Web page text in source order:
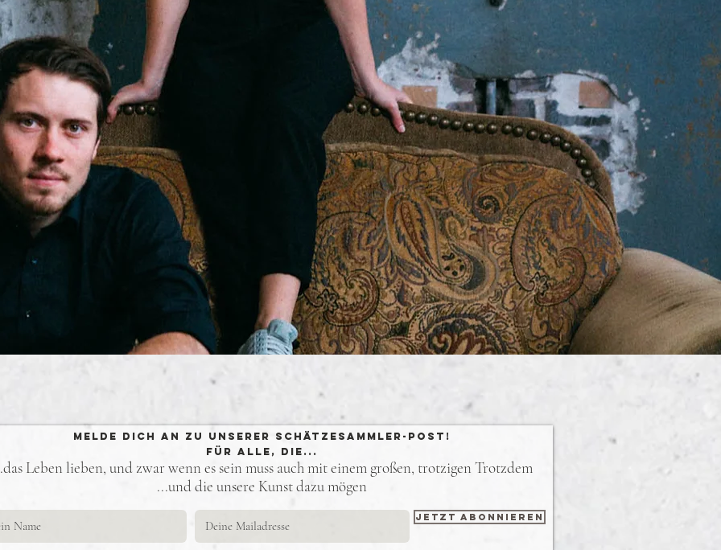
Melde Dich an zu unserer Schätzesammler-Post!
Für alle, die...
Leben lieben, und zwar wenn es sein muss auch mit einem großen, trotzigen Trotzdem
...und die unsere Kunst dazu mögen
Jetzt abonnieren